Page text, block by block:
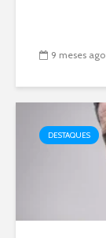
9 meses ago
DESTAQUES